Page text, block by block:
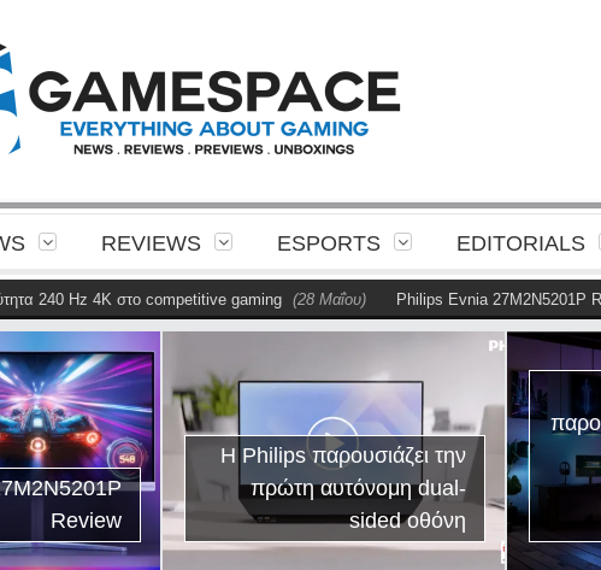
REVIEWS ESPORTS EDITORIALS
240 Hz 4K στο competitive gaming (28 Μαΐου) Philips Evnia 27M2N5201P
Review
Η Philips παρουσιάζει την
πρώτη αυτόνομη dual-
sided οθόνη